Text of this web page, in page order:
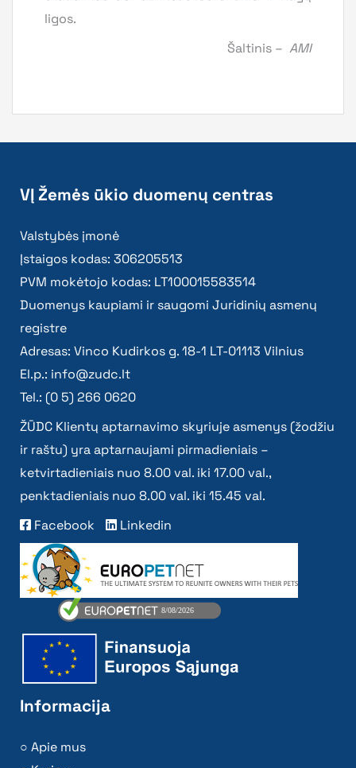
ligos.
Šaltinis – AMI
VĮ Žemės ūkio duomenų centras
Valstybės įmonė
Įstaigos kodas: 306205513
PVM mokėtojo kodas: LT100015583514
Duomenys kaupiami ir saugomi Juridinių asmenų
registre
Adresas: Vinco Kudirkos g. 18-1 LT-01113 Vilnius
El.p.: info@zudc.lt
Tel.: (0 5) 266 0620
ŽŪDC Klientų aptarnavimo skyriuje asmenys (žodžiu
ir raštu) yra aptarnaujami pirmadieniais –
ketvirtadieniais nuo 8.00 val. iki 17.00 val.,
penktadieniais nuo 8.00 val. iki 15.45 val.
Facebook
Linkedin
Informacija
Apie mus